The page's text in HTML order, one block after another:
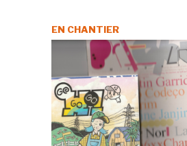
EN CHANTIER